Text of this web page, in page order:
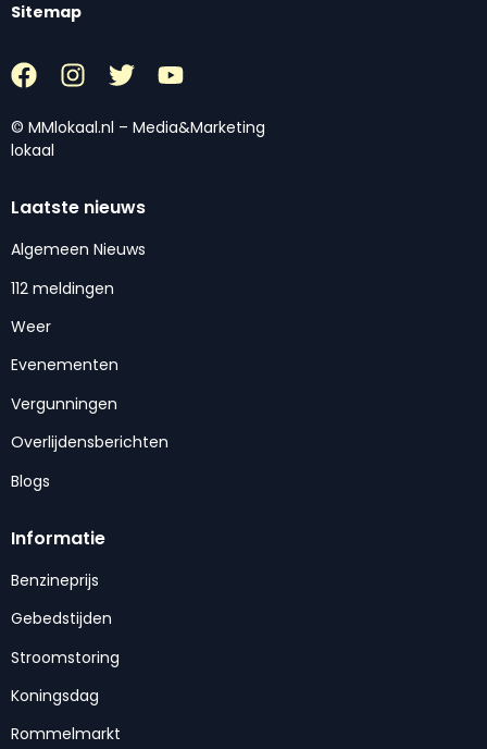
Sitemap
© MMlokaal.nl – Media&Marketing
lokaal
Laatste nieuws
Algemeen Nieuws
112 meldingen
Weer
Evenementen
Vergunningen
Overlijdensberichten
Blogs
Informatie
Benzineprijs
Gebedstijden
Stroomstoring
Koningsdag
Rommelmarkt